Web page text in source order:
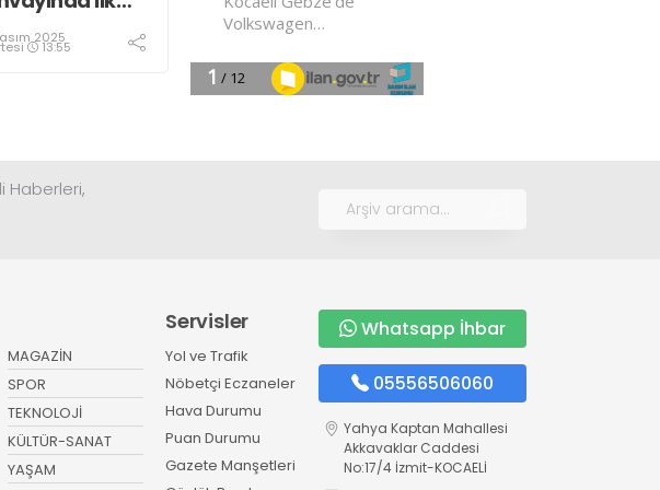
vuruldu
2025
13:55
Haberleri,
MAGAZİN
SPOR
TEKNOLOJİ
KÜLTÜR-SANAT
YAŞAM
Servisler
Yol ve Trafik
Nöbetçi Eczaneler
Hava Durumu
Puan Durumu
Gazete Manşetleri
Whatsapp İhbar
05556506060
Yahya Kaptan Mahallesi
Akkavaklar Caddesi
No:17/4 İzmit-KOCAELİ